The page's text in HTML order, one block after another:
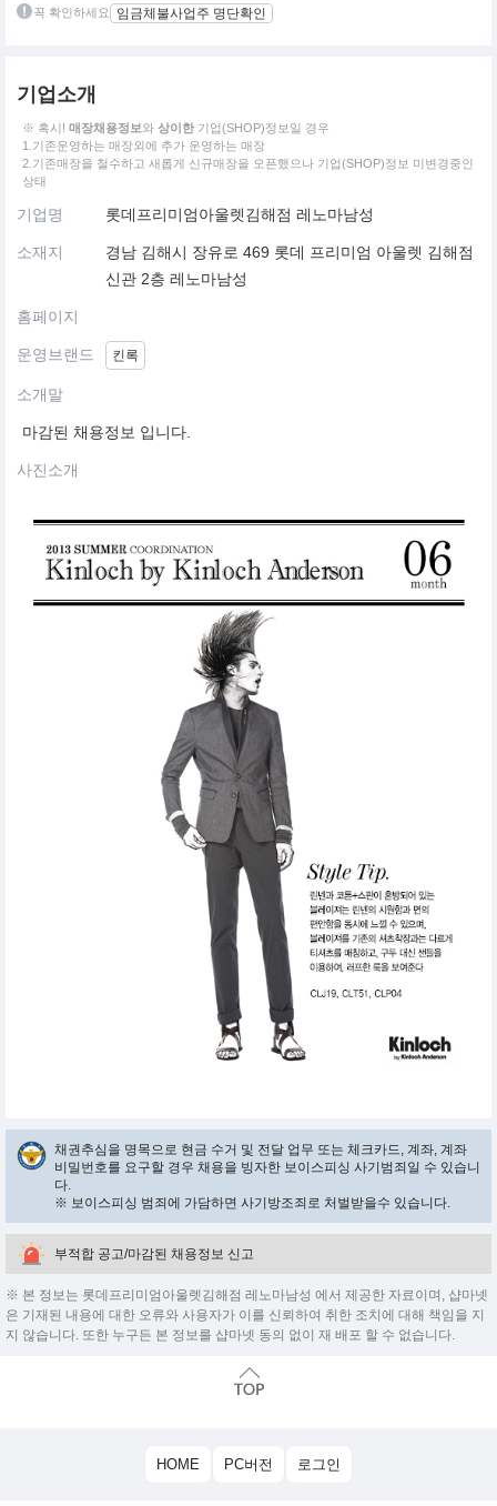
꼭 확인하세요 임금체불사업주 명단확인
기업소개
※ 혹시! 매장채용정보와 상이한 기업(SHOP)정보일 경우
1.기존운영하는 매장외에 추가 운영하는 매장
2.기존매장을 철수하고 새롭게 신규매장을 오픈했으나 기업(SHOP)정보 미변경중인
상태
기업명 롯데프리미엄아울렛김해점 레노마남성
소재지
경남 김해시 장유로 469 롯데 프리미엄 아울렛 김해점
신관 2층 레노마남성
홈페이지
운영브랜드 킨록
소개말
마감된 채용정보 입니다.
사진소개
채권추심을 명목으로 현금 수거 및 전달 업무 또는 체크카드, 계좌, 계좌
비밀번호를 요구할 경우 채용을 빙자한 보이스피싱 사기범죄일 수 있습니
다.
※ 보이스피싱 범죄에 가담하면 사기방조죄로 처벌받을수 있습니다.
부적합 공고/마감된 채용정보 신고
※ 본 정보는 롯데프리미엄아울렛김해점 레노마남성 에서 제공한 자료이며, 샵마넷
은 기재된 내용에 대한 오류와 사용자가 이를 신뢰하여 취한 조치에 대해 책임을 지
지 않습니다. 또한 누구든 본 정보를 샵마넷 동의 없이 재 배포 할 수 없습니다.
HOME PC버전 로그인